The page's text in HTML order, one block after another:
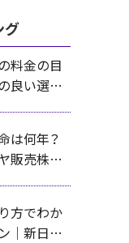
グ
料金の目
良い選び
は何年？
販売株式
方でわか
｜新日本